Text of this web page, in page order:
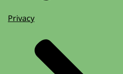
Privacy